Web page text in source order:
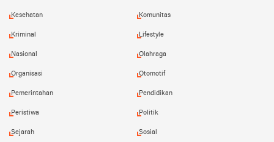
Kesehatan Komunitas
Kriminal Lifestyle
Nasional Olahraga
Organisasi Otomotif
Pemerintahan Pendidikan
Peristiwa Politik
Sejarah Sosial